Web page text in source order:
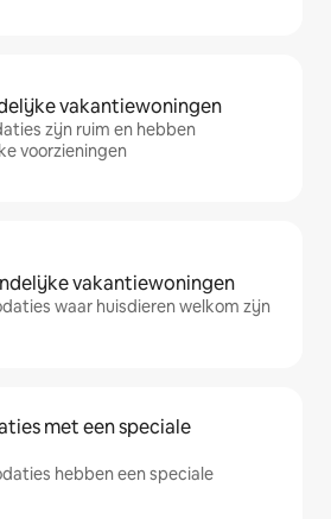
vakantiewoningen
zijn ruim en hebben
voorzieningen
vakantiewoningen
waar huisdieren welkom zijn
met een speciale
hebben een speciale